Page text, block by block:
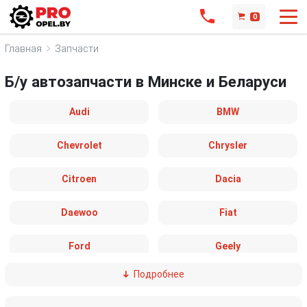
0
Главная Запчасти
Б/у автозапчасти в Минске и Беларуси
Audi BMW
Chevrolet Chrysler
Citroen Dacia
Daewoo Fiat
Ford Geely
Подробнее